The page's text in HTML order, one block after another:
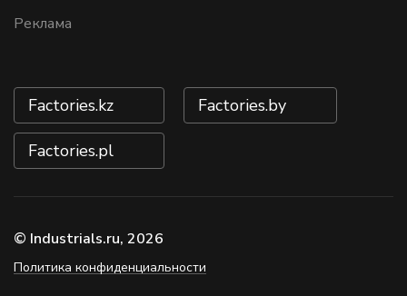
Реклама
Factories.kz Factories.by
Factories.pl
© Industrials.ru, 2026
Политика конфиденциальности